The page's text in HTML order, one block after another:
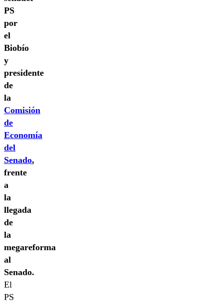
PS
por
el
Biobío
y
presidente
de
la
Comisión
de
Economía
del
Senado,
frente
a
la
llegada
de
la
megareforma
al
Senado.
El
PS